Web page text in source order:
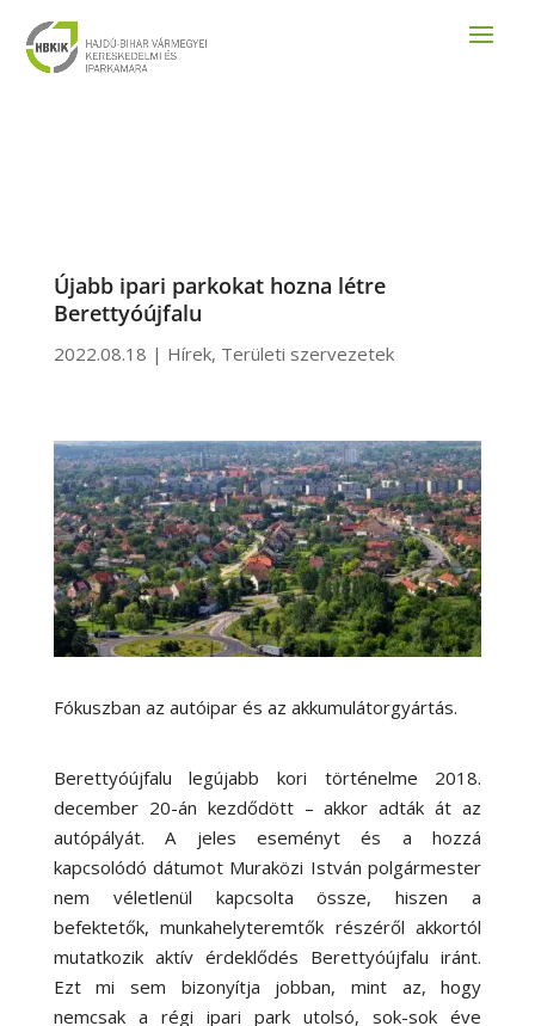
Újabb ipari parkokat hozna létre
Berettyóújfalu
2022.08.18 | Hírek, Területi szervezetek
Fókuszban az autóipar és az akkumulátorgyártás.
Berettyóújfalu legújabb kori történelme 2018.
december 20-án kezdődött – akkor adták át az
autópályát. A jeles eseményt és a hozzá
kapcsolódó dátumot Muraközi István polgármester
nem véletlenül kapcsolta össze, hiszen a
befektetők, munkahelyteremtők részéről akkortól
mutatkozik aktív érdeklődés Berettyóújfalu iránt.
Ezt mi sem bizonyítja jobban, mint az, hogy
nemcsak a régi ipari park utolsó, sok-sok éve